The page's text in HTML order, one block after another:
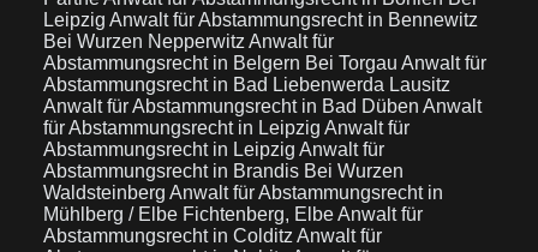
Leipzig Anwalt für Abstammungsrecht in Bennewitz
Bei Wurzen Nepperwitz Anwalt für
Abstammungsrecht in Belgern Bei Torgau Anwalt für
Abstammungsrecht in Bad Liebenwerda Lausitz
Anwalt für Abstammungsrecht in Bad Düben Anwalt
für Abstammungsrecht in Leipzig Anwalt für
Abstammungsrecht in Leipzig Anwalt für
Abstammungsrecht in Brandis Bei Wurzen
Waldsteinberg Anwalt für Abstammungsrecht in
Mühlberg / Elbe Fichtenberg, ElbeAnwalt für
Abstammungsrecht in Colditz Anwalt für